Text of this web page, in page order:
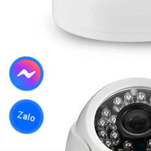
Zalo